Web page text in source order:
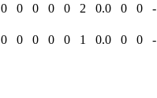
0 0 0 0 0 2 0.0 0 0 -
0 0 0 0 0 1 0.0 0 0 -